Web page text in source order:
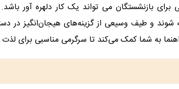
بازنشستگان می تواند یک کار دلهره آور باشد.
شوند و طیف وسیعی از گزینه‌های هیجان‌انگیز در
به شما کمک می‌کند تا سرگرمی مناسبی برای